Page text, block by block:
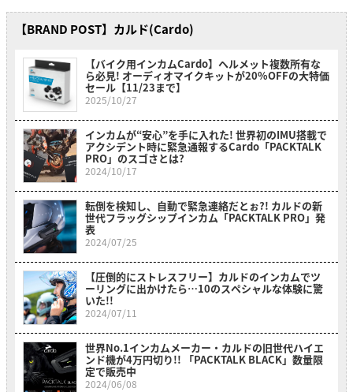
【BRAND POST】カルド(Cardo)
【バイク用インカムCardo】ヘルメット複数所有な
ら必見! オーディオマイクキットが20%OFFの大特価
セール【11/23まで】
2025/10/27
インカムが“安心”を手に入れた! 世界初のIMU搭載で
アクシデント時に緊急通報するCardo「PACKTALK
PRO」のスゴさとは?
2024/10/17
転倒を検知し、自動で緊急連絡だとぉ?! カルドの新
世代フラッグシップインカム「PACKTALK PRO」発
表
2024/07/25
【圧倒的にストレスフリー】カルドのインカムでツ
ーリングに出かけたら…10のスペシャルな体験に驚
いた!!
2024/07/11
世界No.1インカムメーカー・カルドの旧世代ハイエ
ンド機が4万円切り!! 「PACKTALK BLACK」数量限
定で販売中
2024/06/08